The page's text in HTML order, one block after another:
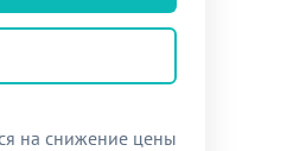
на снижение цены